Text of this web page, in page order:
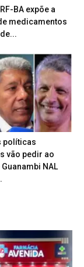
BA expõe a
medicamentos
políticas
vão pedir ao
NAL